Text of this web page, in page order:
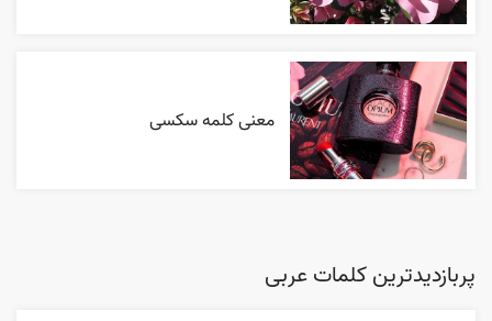
معنی کلمه سکسی
پربازدیدترین کلمات عربی